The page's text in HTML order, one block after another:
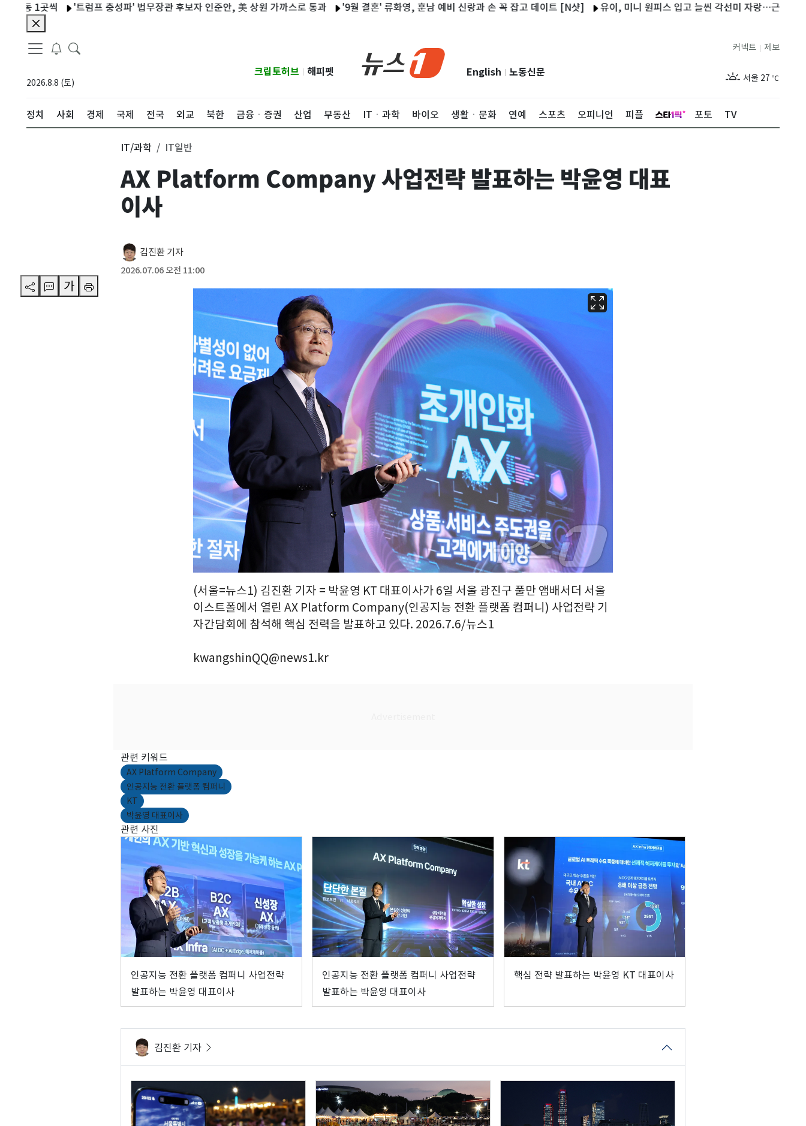
'트럼프 충성파' 법무장관 후보자 인준안, 美 상원 가까스로 통과 '9월 결혼' 류화영, 훈남 예비 신랑과 손 꼭 잡고 데이트 [N샷] 유이, 미니 원피스 입고 늘씬 각선미 자랑…근황 공개 [N샷]
2026.8.8 (토)
크립토허브 해피펫 English 노동신문
제보
커넥트
서울 27 ℃
정치 사회 경제 국제 전국 외교 북한 금융ㆍ증권 산업 부동산 ITㆍ과학 바이오 생활ㆍ문화 연예 스포츠 오피니언 피플 포토 TV
가
IT/과학 IT일반
AX Platform Company 사업전략 발표하는 박윤영 대표
이사
김진환 기자
2026.07.06 오전 11:00
(서울=뉴스1) 김진환 기자 = 박윤영 KT 대표이사가 6일 서울 광진구 풀만 앰배서더 서울
이스트폴에서 열린 AX Platform Company(인공지능 전환 플랫폼 컴퍼니) 사업전략 기
자간담회에 참석해 핵심 전력을 발표하고 있다. 2026.7.6/뉴스1
kwangshinQQ@news1.kr
관련 키워드
AX Platform Company
인공지능 전환 플랫폼 컴퍼니
KT
박윤영 대표이사
관련 사진
인공지능 전환 플랫폼 컴퍼니 사업전략
발표하는 박윤영 대표이사
인공지능 전환 플랫폼 컴퍼니 사업전략
발표하는 박윤영 대표이사
핵심 전략 발표하는 박윤영 KT 대표이사
김진환 기자